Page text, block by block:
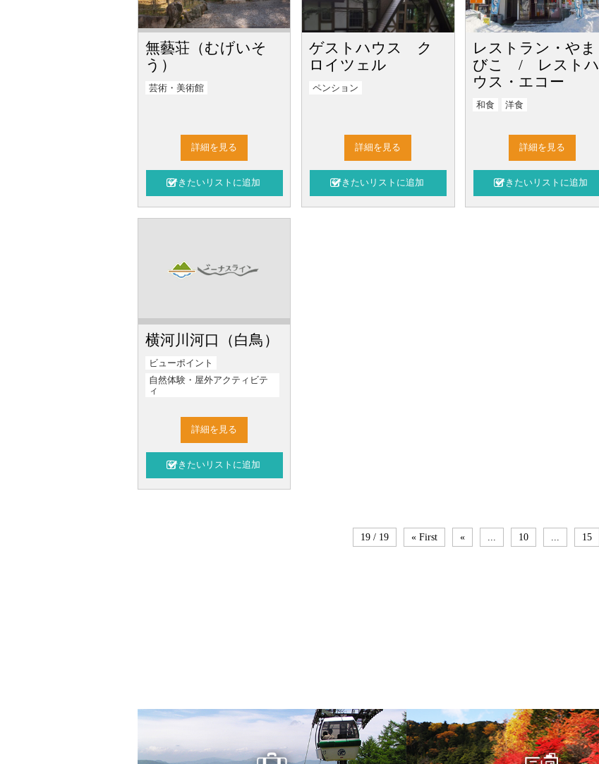
無藝荘（むげいそ
う）
芸術・美術館
詳細を見る
ゲストハウス ク
ロイツェル
ペンション
詳細を見る
レストラン・やま
びこ / レストハ
ウス・エコー
和食 洋食
詳細を見る
横河川河口（白鳥）
ビューポイント
自然体験・屋外アクティビテ
ィ
詳細を見る
19 / 19 « First « ... 10 ... 15